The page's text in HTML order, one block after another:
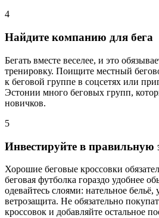
4
Найдите компанию для бега
Бегать вместе веселее, и это
тренировку. Поищите местный
к беговой группе в соцсетях или
Эстонии много беговых групп,
новичков.
5
Инвестируйте в правильную
Хорошие беговые кроссовки
беговая футболка гораздо удобнее
одевайтесь слоями: нательное
ветрозащита. Не обязательно
кроссовок и добавляйте остальное